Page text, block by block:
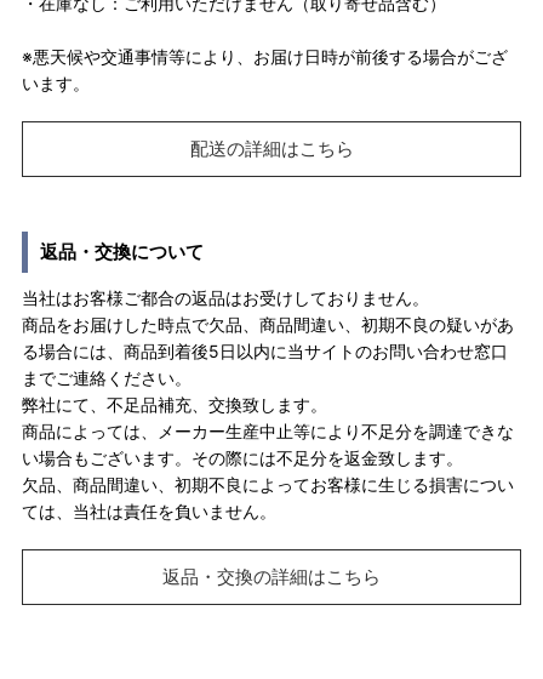
※悪天候や交通事情等により、お届け日時が前後する場合がござ
います。
配送の詳細はこちら
返品・交換について
当社はお客様ご都合の返品はお受けしておりません。
商品をお届けした時点で欠品、商品間違い、初期不良の疑いがあ
る場合には、商品到着後5日以内に当サイトのお問い合わせ窓口
までご連絡ください。
弊社にて、不足品補充、交換致します。
商品によっては、メーカー生産中止等により不足分を調達できな
い場合もございます。その際には不足分を返金致します。
欠品、商品間違い、初期不良によってお客様に生じる損害につい
ては、当社は責任を負いません。
返品・交換の詳細はこちら